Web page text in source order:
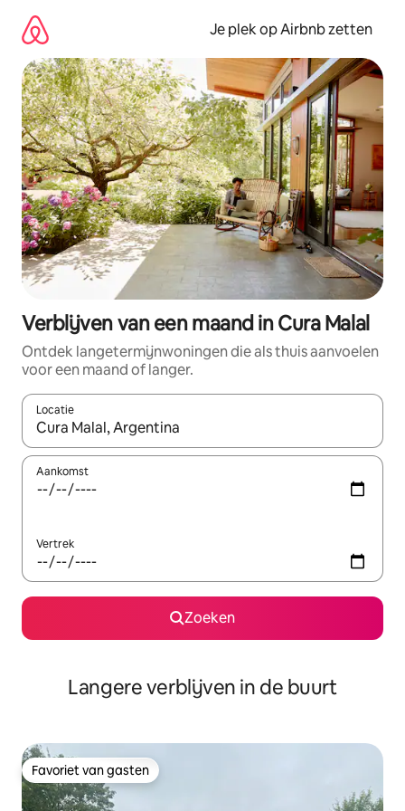
direct
naar
inhoud
Je plek op Airbnb zetten
Verblijven van een maand in Cura Malal
Ontdek langetermijnwoningen die als thuis aanvoelen
voor een maand of langer.
Locatie
Wanneer er resultaten beschikbaar zijn, maak je een keuze
Aankomst
Vertrek
Zoeken
Langere verblijven in de buurt
Favoriet van gasten
Favoriet van gasten